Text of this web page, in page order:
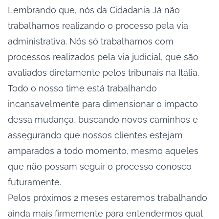
Lembrando que, nós da Cidadania Já não
trabalhamos realizando o processo pela via
administrativa. Nós só trabalhamos com
processos realizados pela via judicial, que são
avaliados diretamente pelos tribunais na Itália.
Todo o nosso time está trabalhando
incansavelmente para dimensionar o impacto
dessa mudança, buscando novos caminhos e
assegurando que nossos clientes estejam
amparados a todo momento, mesmo aqueles
que não possam seguir o processo conosco
futuramente.
Pelos próximos 2 meses estaremos trabalhando
ainda mais firmemente para entendermos qual